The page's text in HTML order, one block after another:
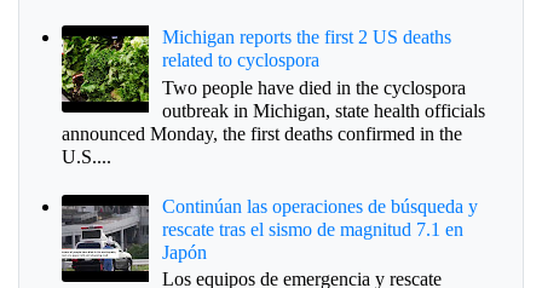
Michigan reports the first 2 US deaths
related to cyclospora
Two people have died in the cyclospora
outbreak in Michigan, state health officials
announced Monday, the first deaths confirmed in the
U.S....
Continúan las operaciones de búsqueda y
rescate tras el sismo de magnitud 7.1 en
Japón
Los equipos de emergencia y rescate